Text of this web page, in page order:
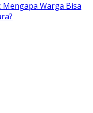
Warga Bisa